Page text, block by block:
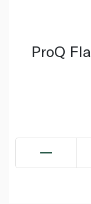
ProQ